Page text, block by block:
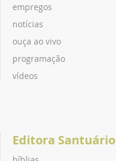
empregos
notícias
ouça ao vivo
programação
vídeos
Editora Santuário